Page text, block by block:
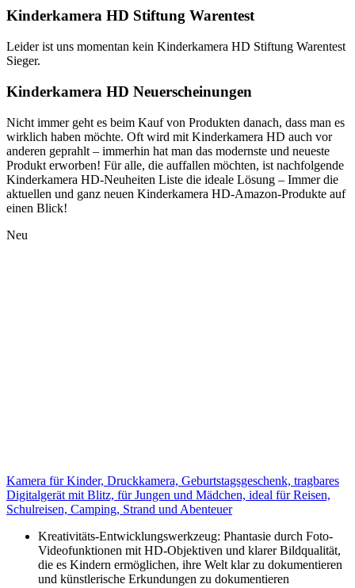
Kinderkamera HD Stiftung Warentest
Leider ist uns momentan kein Kinderkamera HD Stiftung Warentest
Sieger.
Kinderkamera HD Neuerscheinungen
Nicht immer geht es beim Kauf von Produkten danach, dass man es
wirklich haben möchte. Oft wird mit Kinderkamera HD auch vor
anderen geprahlt – immerhin hat man das modernste und neueste
Produkt erworben! Für alle, die auffallen möchten, ist nachfolgende
Kinderkamera HD-Neuheiten Liste die ideale Lösung – Immer die
aktuellen und ganz neuen Kinderkamera HD-Amazon-Produkte auf
einen Blick!
Neu
Kamera für Kinder, Druckkamera, Geburtstagsgeschenk, tragbares
Digitalgerät mit Blitz, für Jungen und Mädchen, ideal für Reisen,
Schulreisen, Camping, Strand und Abenteuer
Kreativitäts-Entwicklungswerkzeug: Phantasie durch Foto-
Videofunktionen mit HD-Objektiven und klarer Bildqualität,
die es Kindern ermöglichen, ihre Welt klar zu dokumentieren
und künstlerische Erkundungen zu dokumentieren